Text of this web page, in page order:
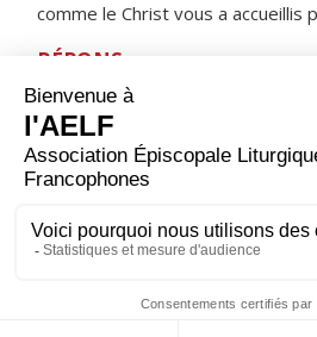
comme le Christ vous a accueillis
RÉPONS
V/ Le Seigneur aime son peuple,
il donne aux humbles l’éclat de la
ORAISON
Seigneur, foyer brûlant de charité,
que tout et d’aimer nos frères à